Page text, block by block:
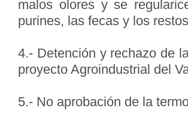
malos olores y se
purines, las fecas y los
4.- Detención y rechazo de
proyecto Agroindustrial del
5.- No aprobación de la